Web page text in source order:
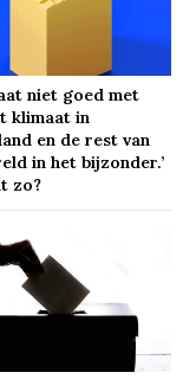
niet goed met
klimaat in
en de rest van
in het bijzonder.’
zo?